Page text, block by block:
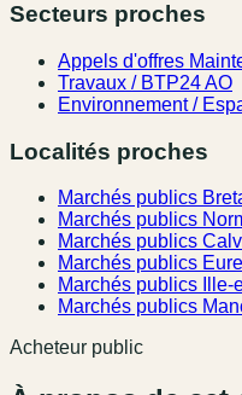
Secteurs proches
Appels d'offres
Travaux / BTP24 AO
Environnement /
Localités proches
Marchés publics
Marchés publics
Marchés publics
Marchés publics Eure
Marchés publics Ille-
Marchés publics
Acheteur public